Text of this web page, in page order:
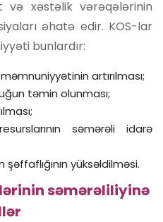
və xəstəlik vərəqələrinin
əhatə edir. KOS-lar
bunlardır:
artırılması;
təmin olunması;
səmərəli idarə
yüksəldilməsi.
səmərəliliyinə